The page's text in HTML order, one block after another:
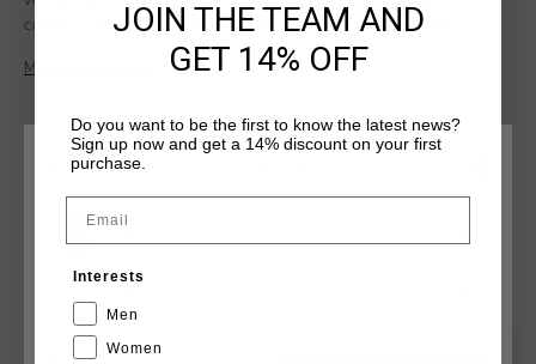
confeccion refinada, perfecto para la piscina o la playa.
Fabricado 100 % poliester, este banador cuenta con cinturilla
reforzada, forro de malla en la pernera y cinturilla cosida
grabado en relieve con tinta plana en la pernera izquierda.
Más información
QUIZÁ TU GUSTA ESTO
ELIGE TU UBICACIÓN Y TU IDIOMA
JOIN THE TEAM AND
GET 14% OFF
Do you want to be the first to know the latest news?
Sign up now and get a 14% discount on your first
purchase.
Email
Interests
Men
Women